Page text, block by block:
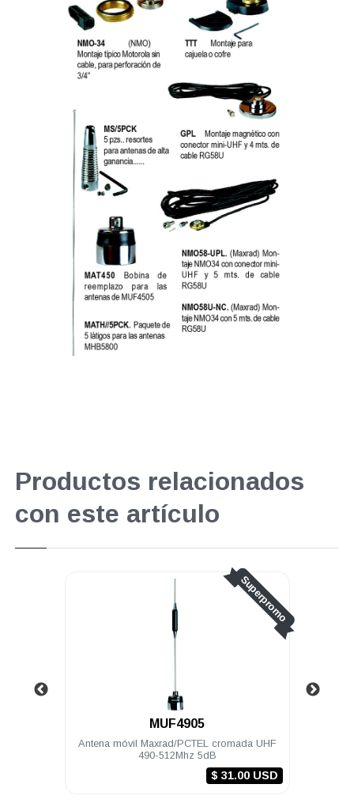
Productos relacionados
con este artículo
Superpromo
Antena móvil Maxrad/PCTEL cromada UHF
490-512Mhz 5dB
Antena base